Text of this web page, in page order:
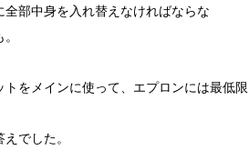
部中身を入れ替えなければならな
をメインに使って、エプロンには最低限
でした。